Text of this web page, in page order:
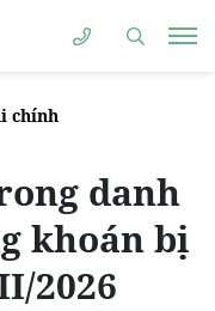
chính
danh
khoán bị
2026